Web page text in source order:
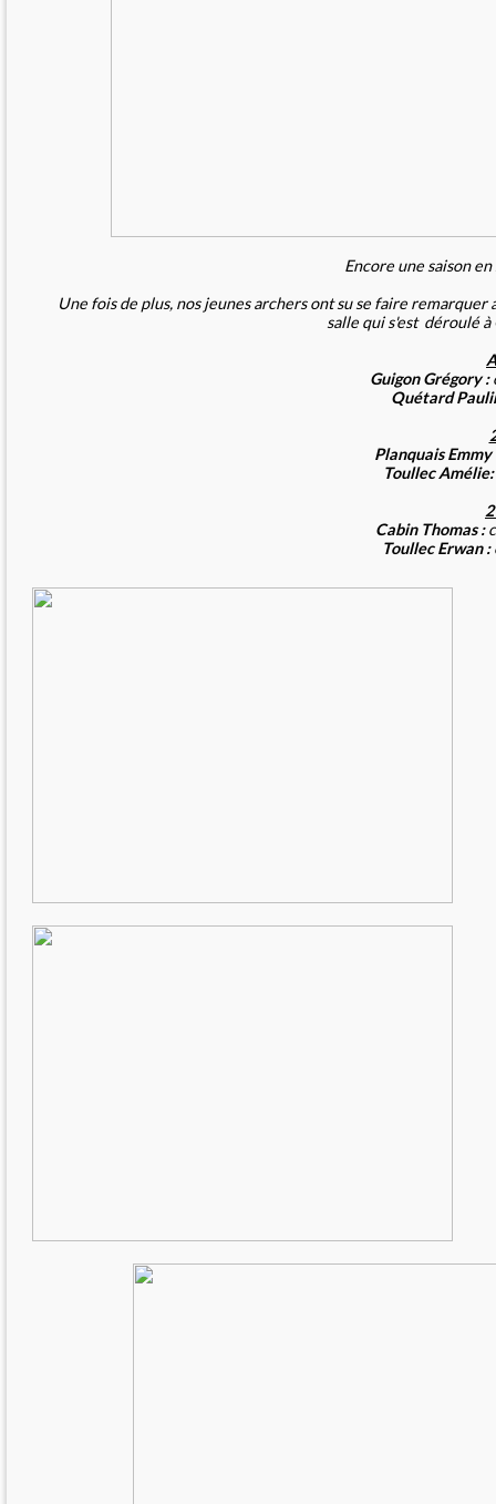
Encore une saison
Une fois de plus, nos jeunes archers ont su se faire
salle qui s'est déroulé
GuigonGrégory :
Quétard
Planquais Emmy
ToullecAmélie:
CabinThomas :
ToullecErwan :